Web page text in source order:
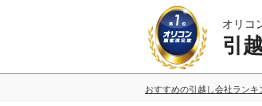
オリコ
引
おすすめの引越し会社ランキ